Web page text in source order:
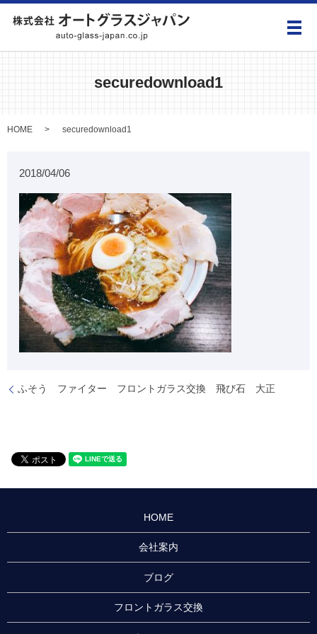
メ
securedownload1
HOME securedownload1
2018/04/06
ふそう ファイター フロントガラス交換 飛び石 大正
HOME
会社案内
ブログ
フロントガラス交換